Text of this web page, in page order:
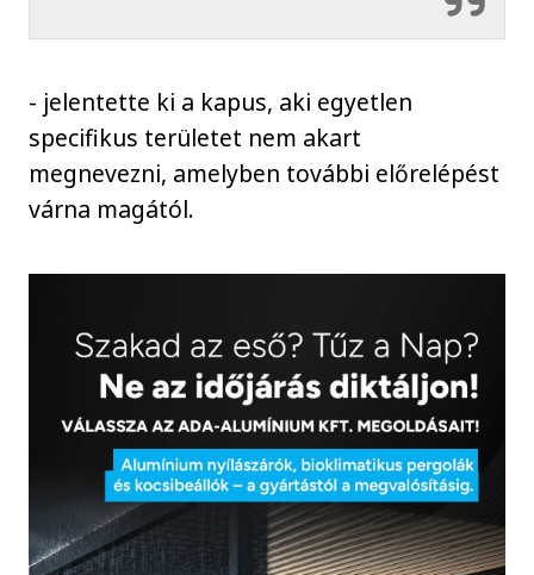
- jelentette ki a kapus, aki egyetlen
specifikus területet nem akart
megnevezni, amelyben további előrelépést
várna magától.